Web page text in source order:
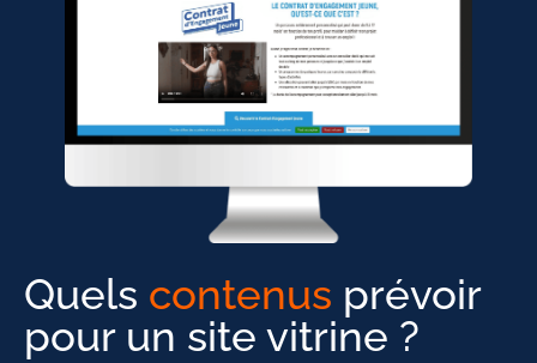
Quels contenus prévoir
pour un site vitrine ?